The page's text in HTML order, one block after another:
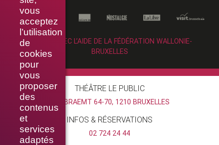
vous
acceptez
l’utilisation
de
cookies
pour
vous
proposer
des
contenus
et
services
adaptés
RÉALISÉ AVEC L’AIDE DE LA FÉDÉRATION WALLONIE-
BRUXELLES
THÉÂTRE LE PUBLIC
RUE BRAEMT 64-70, 1210 BRUXELLES
INFOS & RÉSERVATIONS
02 724 24 44